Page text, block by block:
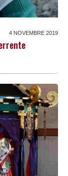
4 NOVEMBRE 2019